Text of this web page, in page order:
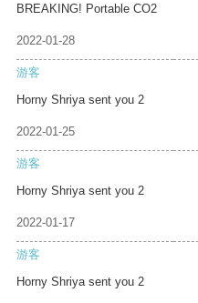
BREAKING! Portable CO2
2022-01-28
游客
Horny Shriya sent you 2
2022-01-25
游客
Horny Shriya sent you 2
2022-01-17
游客
Horny Shriya sent you 2